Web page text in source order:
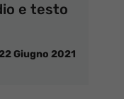
e testo
Giugno 2021